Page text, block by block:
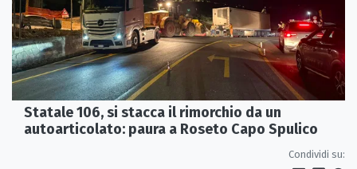
Statale 106, si stacca il rimorchio da un
autoarticolato: paura a Roseto Capo Spulico
Condividi su: